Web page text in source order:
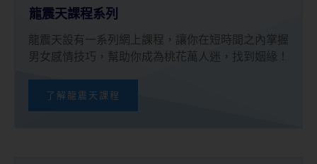
龍震天課程系列
龍震天設有一系列網上課程，讓你在短時間之內掌握
男女感情技巧，幫助你成為桃花萬人迷，找到姻緣！
了解龍震天課程